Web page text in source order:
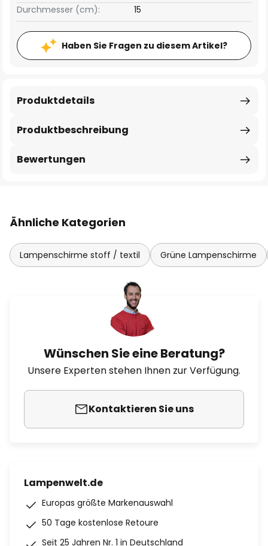
Durchmesser (cm):
15
Haben Sie Fragen zu diesem Artikel?
Produktbeschreibung
Produktdetails
Bewertungen
Ähnliche Kategorien
Lampenschirme stoff / textil Grüne Lampenschirme
Wünschen Sie eine Beratung?
Unsere Experten stehen Ihnen zur Verfügung.
Kontaktieren Sie uns
Lampenwelt.de
Europas größte Markenauswahl
50 Tage kostenlose Retoure
Seit 25 Jahren Nr. 1 in Deutschland